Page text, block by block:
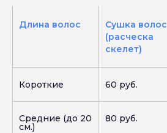
Длина волос
Сушка волос
(расческа
скелет)
Короткие 60 руб.
Средние (до 20
см.)
80 руб.